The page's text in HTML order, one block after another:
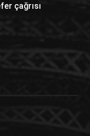
çağrısı